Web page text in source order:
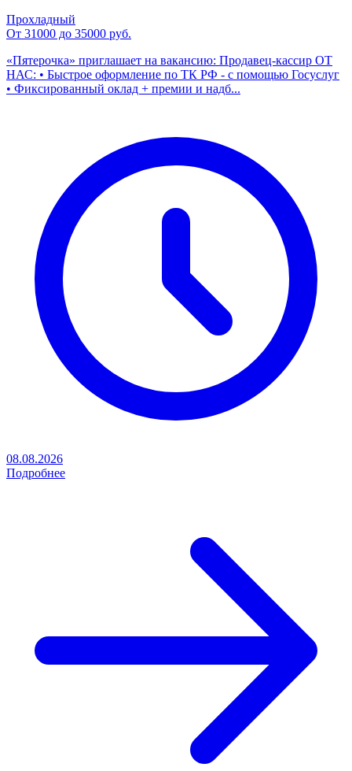
Прохладный
От 31000 до 35000 руб.
«Пятерочка» приглашает на вакансию: Продавец-кассир ОТ
НАС: • Быстрое оформление по ТК РФ - с помощью Госуслуг
• Фиксированный оклад + премии и надб...
08.08.2026
Подробнее